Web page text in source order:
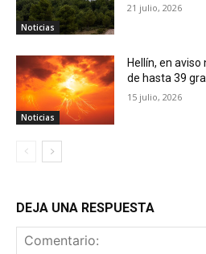
Noticias
21 julio, 2026
Noticias
Hellín, en
de hasta 39
15 julio, 2026
DEJA UNA RESPUESTA